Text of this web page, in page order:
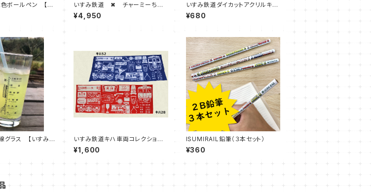
色ボールペン 【い
いすみ鉄道 ✖ チャーミーちゃ
ん （いすみ鉄道オリジナルカラ
ー）
¥4,950
いすみ鉄道ダイカットアクリルキー
ホルダー【 第二五之町踏切】
¥680
グラス 【いすみ
】【大多喜 城見ヶ
いすみ鉄道キハ車両コレクション
てぬぐい
¥1,600
ISUMIRAIL鉛筆（３本セット）
¥360